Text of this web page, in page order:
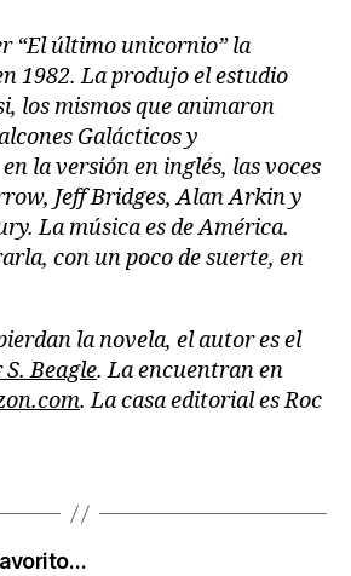
“El último unicornio” la
1982. La produjo el estudio
los mismos que animaron
Galácticos y
la versión en inglés, las voces
Jeff Bridges, Alan Arkin y
La música es de América.
con un poco de suerte, en
la novela, el autor es el
Beagle. La encuentran en
. La casa editorial es Roc